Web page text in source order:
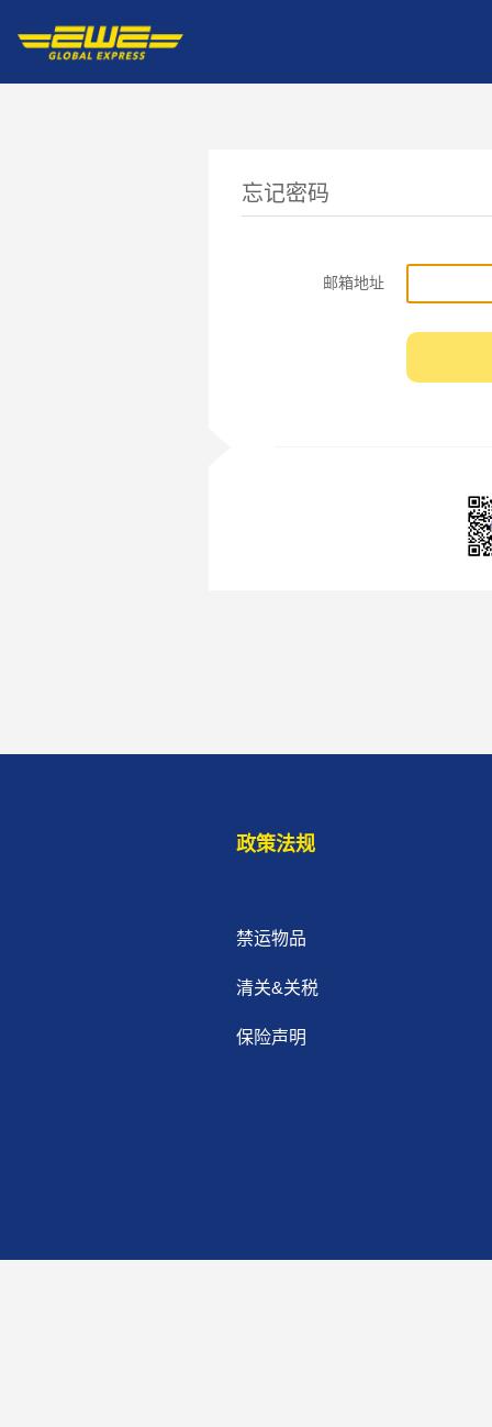
忘记密码
邮箱地址
政策法规
禁运物品
清关&关税
保险声明